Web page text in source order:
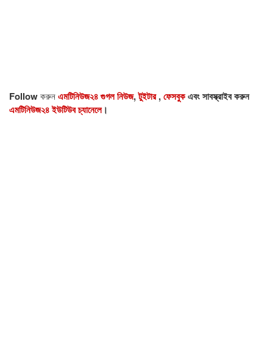
Followকরুনএমটিনিউজ২৪ গুগল নিউজ,টুইটার,ফেসবুকএবং সাবস্ক্রাইব করুন
এমটিনিউজ২৪ ইউটিউব চ্যানেলে।